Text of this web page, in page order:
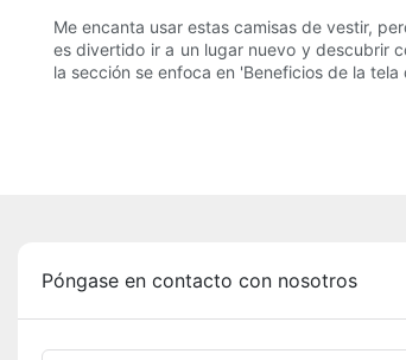
Me encanta usar estas camisas de vestir,
es divertido ir a un lugar nuevo y descubrir
la sección se enfoca en 'Beneficios de la
Póngase en contacto con nosotros